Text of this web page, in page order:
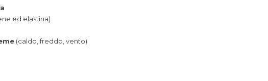
ed elastina)
(caldo, freddo, vento)